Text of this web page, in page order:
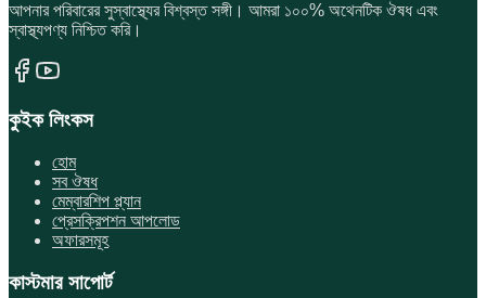
আপনার পরিবারের সুস্বাস্থ্যের বিশ্বস্ত সঙ্গী। আমরা ১০০% অথেনটিক ঔষধ এবং
স্বাস্থ্যপণ্য নিশ্চিত করি।
কুইক লিংকস
হোম
সব ঔষধ
মেম্বারশিপ প্ল্যান
প্রেসক্রিপশন আপলোড
অফারসমূহ
কাস্টমার সাপোর্ট